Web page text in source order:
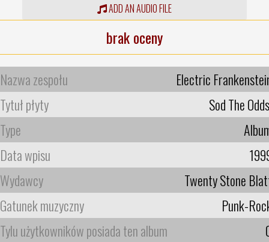
ADD AN AUDIO FILE
brak oceny
Nazwa zespołu
Electric
Tytuł płyty
Sod The
Type
Data wpisu
Wydawcy
Twenty Stone
Gatunek muzyczny
Punk-
Tylu użytkowników posiada ten album